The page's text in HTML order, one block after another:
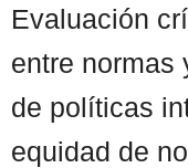
Evaluación
entre normas
de políticas
equidad de